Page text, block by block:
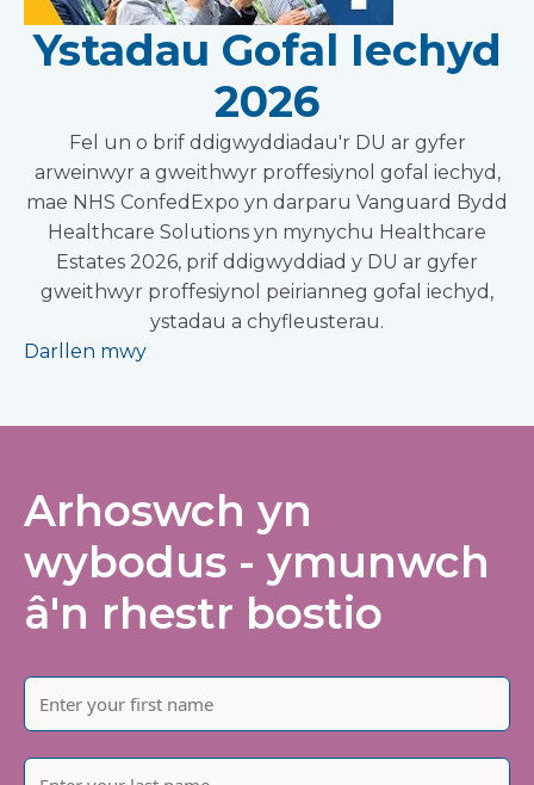
Ystadau Gofal Iechyd
2026
Fel un o brif ddigwyddiadau'r DU ar gyfer
arweinwyr a gweithwyr proffesiynol gofal iechyd,
mae NHS ConfedExpo yn darparu Vanguard Bydd
Healthcare Solutions yn mynychu Healthcare
Estates 2026, prif ddigwyddiad y DU ar gyfer
gweithwyr proffesiynol peirianneg gofal iechyd,
ystadau a chyfleusterau.
Darllen mwy
Arhoswch yn
wybodus - ymunwch
â'n rhestr bostio